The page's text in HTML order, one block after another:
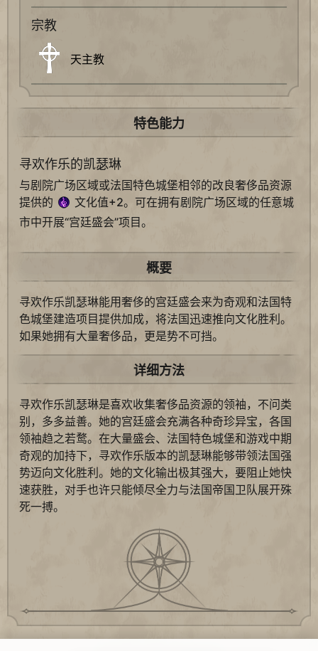
宗教
天主教
特色能力
寻欢作乐的凯瑟琳
与剧院广场区域或法国特色城堡相邻的改良奢侈品资源
提供的
文化值+2。可在拥有剧院广场区域的任意城
市中开展“宫廷盛会”项目。
概要
寻欢作乐凯瑟琳能用奢侈的宫廷盛会来为奇观和法国特
色城堡建造项目提供加成，将法国迅速推向文化胜利。
如果她拥有大量奢侈品，更是势不可挡。
详细方法
寻欢作乐凯瑟琳是喜欢收集奢侈品资源的领袖，不问类
别，多多益善。她的宫廷盛会充满各种奇珍异宝，各国
领袖趋之若鹜。在大量盛会、法国特色城堡和游戏中期
奇观的加持下，寻欢作乐版本的凯瑟琳能够带领法国强
势迈向文化胜利。她的文化输出极其强大，要阻止她快
速获胜，对手也许只能倾尽全力与法国帝国卫队展开殊
死一搏。